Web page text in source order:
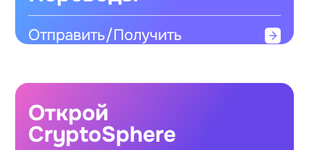
Отправить/Получить
Открой
CryptoSphere